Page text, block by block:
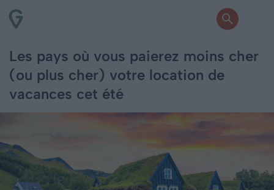
Les pays où vous paierez moins cher
(ou plus cher) votre location de
vacances cet été